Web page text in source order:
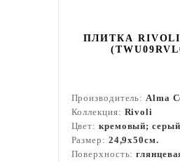
ПЛИТКА RIVOLI
Производитель:Alma
Коллекция: Rivoli
Цвет: кремовый;
Размер: 24,9x50см.
Поверхность: